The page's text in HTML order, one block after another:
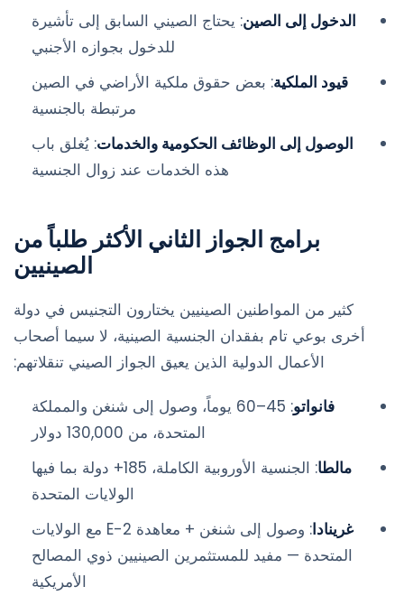
الدخول إلى الصين: يحتاج الصيني السابق إلى تأشيرة
للدخول بجوازه الأجنبي
قيود الملكية: بعض حقوق ملكية الأراضي في الصين
مرتبطة بالجنسية
الوصول إلى الوظائف الحكومية والخدمات: يُغلق باب
هذه الخدمات عند زوال الجنسية
برامج الجواز الثاني الأكثر طلباً من
الصينيين
كثير من المواطنين الصينيين يختارون التجنيس في دولة
أخرى بوعي تام بفقدان الجنسية الصينية، لا سيما أصحاب
الأعمال الدولية الذين يعيق الجواز الصيني تنقلاتهم:
فانواتو
: 45–60 يوماً، وصول إلى شنغن والمملكة
المتحدة، من 130,000 دولار
مالطا
: الجنسية الأوروبية الكاملة، 185+ دولة بما فيها
الولايات المتحدة
غرينادا
: وصول إلى شنغن + معاهدة E-2 مع الولايات
المتحدة — مفيد للمستثمرين الصينيين ذوي المصالح
الأمريكية